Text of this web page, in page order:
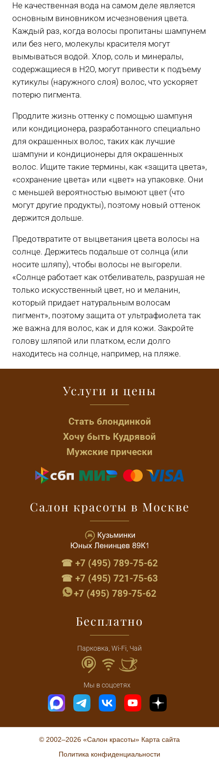
Не качественная вода на самом деле является
основным виновником исчезновения цвета.
Каждый раз, когда волосы пропитаны шампунем
или без него, молекулы красителя могут
вымываться водой. Хлор, соль и минералы,
содержащиеся в H2O, могут привести к подъему
кутикулы (наружного слоя) волос, что ускоряет
потерю пигмента.
Продлите жизнь оттенку с помощью шампуня
или кондиционера, разработанного специально
для окрашенных волос, таких как лучшие
шампуни и кондиционеры для окрашенных
волос. Ищите такие термины, как «защита цвета»,
«сохранение цвета» или «цвет» на упаковке. Они
с меньшей вероятностью вымоют цвет (что
могут другие продукты), поэтому новый оттенок
держится дольше.
Предотвратите от выцветания цвета волосы на
солнце. Держитесь подальше от солнца (или
носите шляпу), чтобы волосы не выгорели.
«Солнце работает как отбеливатель, разрушая не
только искусственный цвет, но и меланин,
который придает натуральным волосам
пигмент», поэтому защита от ультрафиолета так
же важна для волос, как и для кожи. Закройте
голову шляпой или платком, если долго
находитесь на солнце, например, на пляже.
Услуги и цены
Стать блондинкой
Хочу быть Кудрявой
Мужские прически
Салон красоты в Москве
☎ +7 (495) 789-75-62
☎ +7 (495) 721-75-63
+7 (495) 789-75-62
Бесплатно
Парковка, Wi-Fi, Чай
Мы в соцсетях
© 2002–2026 «Салон красоты» Карта сайта
Политика конфиденциальности